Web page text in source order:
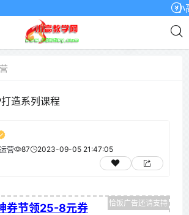
小高
造系列课程
营 87 2023-09-05 21:47:05
券节领25-8元券